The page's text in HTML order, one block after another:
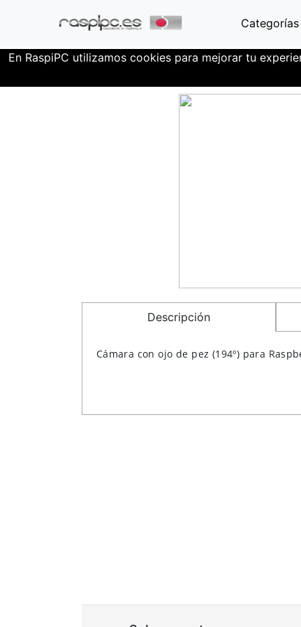
En RaspiPC utilizamos cookies para mejorar tu
Categorías
Familia Test Cámara Fisheye 5MP
Descripción
Cámara con ojo de pez (194º) para